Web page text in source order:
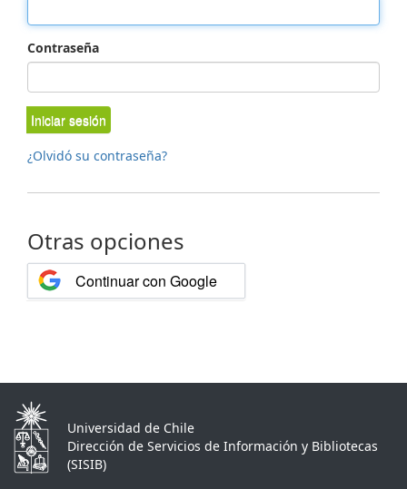
Contraseña
Iniciar sesión
¿Olvidó su contraseña?
Otras opciones
Continuar con Google
Universidad de Chile
Dirección de Servicios de Información y Bibliotecas
(SISIB)